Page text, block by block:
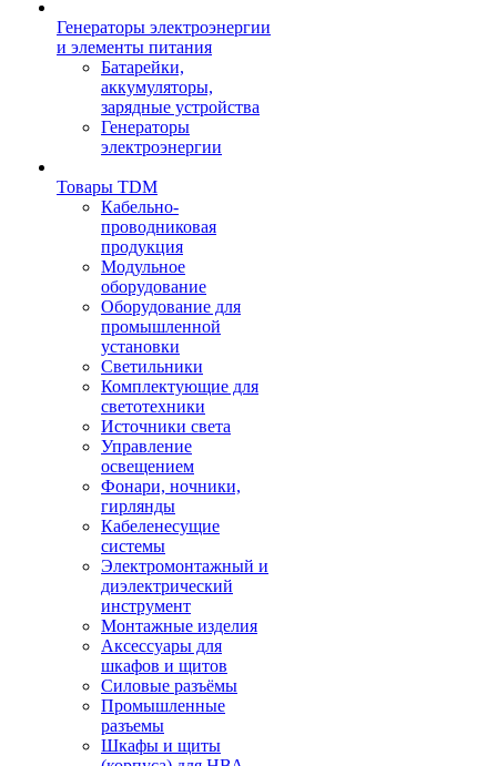
Генераторы электроэнергии
и элементы питания
Батарейки,
аккумуляторы,
зарядные устройства
Генераторы
электроэнергии
Товары TDM
Кабельно-
проводниковая
продукция
Модульное
оборудование
Оборудование для
промышленной
установки
Светильники
Комплектующие для
светотехники
Источники света
Управление
освещением
Фонари, ночники,
гирлянды
Кабеленесущие
системы
Электромонтажный и
диэлектрический
инструмент
Монтажные изделия
Аксессуары для
шкафов и щитов
Силовые разъёмы
Промышленные
разъемы
Шкафы и щиты